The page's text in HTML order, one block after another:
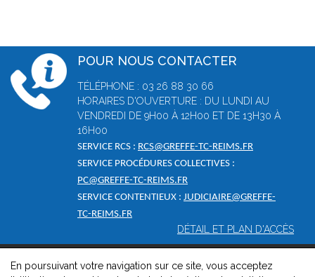
POUR NOUS CONTACTER
TÉLÉPHONE : 03 26 88 30 66
HORAIRES D'OUVERTURE : DU LUNDI AU
VENDREDI DE 9H00 À 12H00 ET DE 13H30 À
16H00
SERVICE RCS : RCS@GREFFE-TC-REIMS.FR
SERVICE PROCÉDURES COLLECTIVES :
PC@GREFFE-TC-REIMS.FR
SERVICE CONTENTIEUX : JUDICIAIRE@GREFFE-
TC-REIMS.FR
DÉTAIL ET PLAN D'ACCÈS
© 2026, Greffe du tribunal de commerce de Reims -Mentions
En poursuivant votre navigation sur ce site, vous acceptez